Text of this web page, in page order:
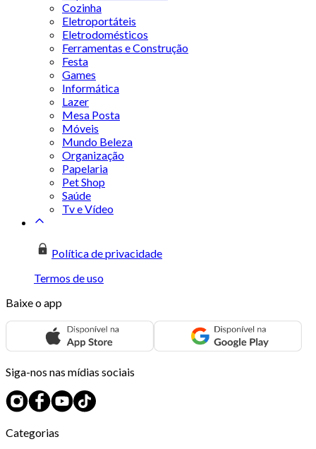
Cozinha
Eletroportáteis
Eletrodomésticos
Ferramentas e Construção
Festa
Games
Informática
Lazer
Mesa Posta
Móveis
Mundo Beleza
Organização
Papelaria
Pet Shop
Saúde
Tv e Vídeo
Política de privacidade
Termos de uso
Baixe o app
Siga-nos nas mídias sociais
Categorias